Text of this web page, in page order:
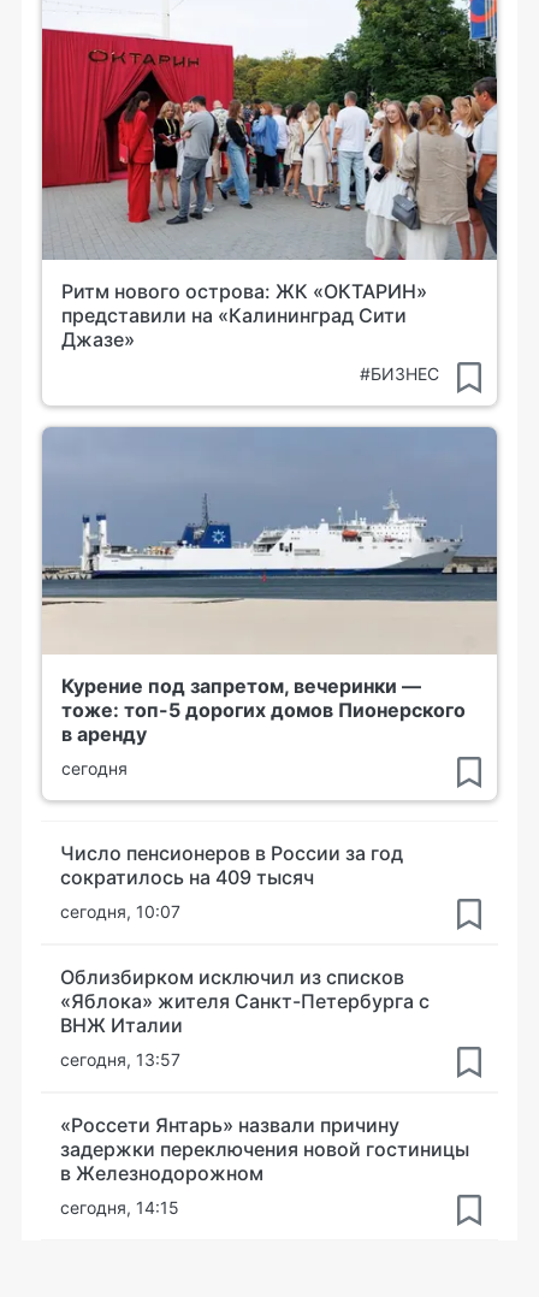
Ритм нового острова: ЖК «ОКТАРИН»
представили на «Калининград Сити
Джазе»
#БИЗНЕС
Курение под запретом, вечеринки —
тоже: топ-5 дорогих домов Пионерского
в аренду
сегодня
Число пенсионеров в России за год
сократилось на 409 тысяч
сегодня, 10:07
Облизбирком исключил из списков
«Яблока» жителя Санкт-Петербурга с
ВНЖ Италии
сегодня, 13:57
«Россети Янтарь» назвали причину
задержки переключения новой гостиницы
в Железнодорожном
сегодня, 14:15